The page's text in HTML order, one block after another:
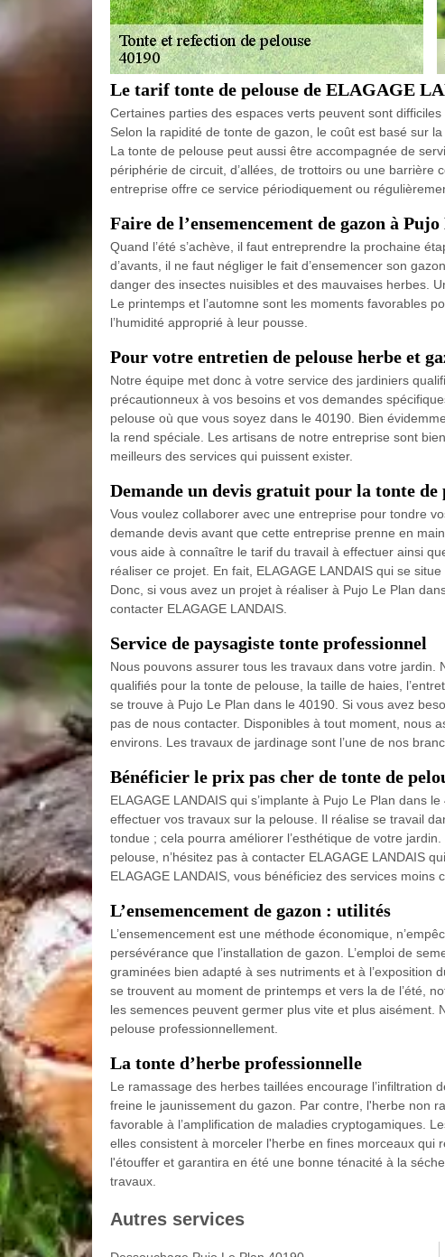
Le tarif tonte de pelouse de ELAGAGE
Certaines parties des espaces verts peuvent sont
Selon la rapidité de tonte de gazon, le coût est basé sur
La tonte de pelouse peut aussi être accompagnée de
périphérie de circuit, d’allées, de trottoirs ou une barrière
entreprise offre ce service périodiquement ou
Faire de l’ensemencement de gazon à
Quand l’été s’achève, il faut entreprendre la prochaine
d’avants, il ne faut négliger le fait d’ensemencer son
danger des insectes nuisibles et des mauvaises herbes.
Le printemps et l’automne sont les moments favorables
l’humidité approprié à leur pousse.
Pour votre entretien de pelouse herbe et
Notre équipe met donc à votre service des jardiniers
précautionneux à vos besoins et vos demandes
pelouse où que vous soyez dans le 40190. Bien
la rend spéciale. Les artisans de notre entreprise sont
meilleurs des services qui puissent exister.
Demande un devis gratuit pour la tonte de
Vous voulez collaborer avec une entreprise pour tondre
demande devis avant que cette entreprise prenne en
vous aide à connaître le tarif du travail à effectuer ainsi
réaliser ce projet. En fait, ELAGAGE LANDAIS qui se
Donc, si vous avez un projet à réaliser à Pujo Le Plan
contacter ELAGAGE LANDAIS.
Service de paysagiste tonte professionnel
Nous pouvons assurer tous les travaux dans votre
qualifiés pour la tonte de pelouse, la taille de haies,
se trouve à Pujo Le Plan dans le 40190. Si vous avez
pas de nous contacter. Disponibles à tout moment, nous
environs. Les travaux de jardinage sont l’une de nos
Bénéficier le prix pas cher de tonte de
ELAGAGE LANDAIS qui s’implante à Pujo Le Plan dans
effectuer vos travaux sur la pelouse. Il réalise se travail
tondue ; cela pourra améliorer l’esthétique de votre
pelouse, n’hésitez pas à contacter ELAGAGE LANDAIS
ELAGAGE LANDAIS, vous bénéficiez des services moins
L’ensemencement de gazon : utilités
L’ensemencement est une méthode économique,
persévérance que l’installation de gazon. L’emploi de
graminées bien adapté à ses nutriments et à l’exposition
se trouvent au moment de printemps et vers la de l’été,
les semences peuvent germer plus vite et plus aisément.
pelouse professionnellement.
La tonte d’herbe professionnelle
Le ramassage des herbes taillées encourage l’infiltration
freine le jaunissement du gazon. Par contre, l'herbe non
favorable à l’amplification de maladies cryptogamiques.
elles consistent à morceler l'herbe en fines morceaux qui
l'étouffer et garantira en été une bonne ténacité à la
travaux.
Autres services